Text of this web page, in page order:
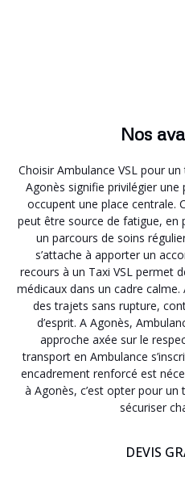
Nos
Choisir Ambulance VSL pour
Agonès signifie privilégier
occupent une place centrale.
peut être source de fatigue, en
un parcours de soins
s’attache à apporter un
recours à un Taxi VSL permet
médicaux dans un cadre calme.
des trajets sans rupture,
d’esprit. A Agonès,
approche axée sur le
transport en Ambulance
encadrement renforcé est
à Agonès, c’est opter pour
sécuriser
DEVIS